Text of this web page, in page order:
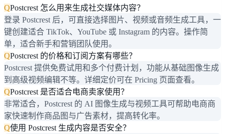
QPostcrest 怎么用来生成社交媒体内容？
登录 Postcrest 后，可直接选择图片、视频或音频生成工具，一
键创建适合 TikTok、YouTube 或 Instagram 的内容。操作简
单，适合新手和营销团队使用。
QPostcrest 的价格和订阅方案有哪些？
Postcrest 提供免费试用和多个付费计划，功能从基础图像生成
到高级视频编辑不等。详细定价可在 Pricing 页面查看。
QPostcrest 是否适合电商卖家使用？
非常适合，Postcrest 的 AI 图像生成与视频工具可帮助电商商
家快速制作商品图与广告素材，提高转化率。
Q使用 Postcrest 生成内容是否安全？